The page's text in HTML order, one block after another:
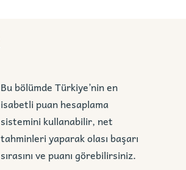
Bu bölümde Türkiye’nin en
isabetli puan hesaplama
sistemini kullanabilir, net
tahminleri yaparak olası başarı
sırasını ve puanı görebilirsiniz.